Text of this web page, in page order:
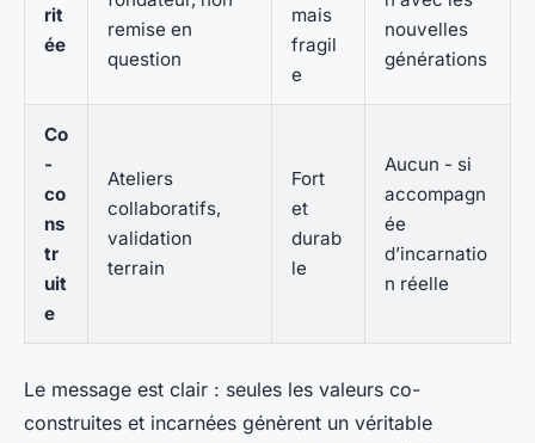
rit
ée
remise en
question
mais
fragil
e
nouvelles
générations
Co
-
co
ns
tr
uit
e
Ateliers
collaboratifs,
validation
terrain
Fort
et
durab
le
Aucun - si
accompagn
ée
d’incarnatio
n réelle
Le message est clair : seules les valeurs co-
construites et incarnées génèrent un véritable